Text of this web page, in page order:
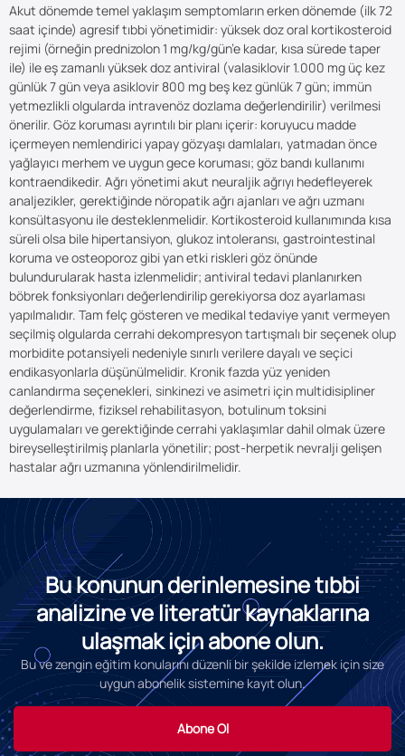
Akut dönemde temel yaklaşım semptomların erken dönemde (ilk 72
saat içinde) agresif tıbbi yönetimidir: yüksek doz oral kortikosteroid
rejimi (örneğin prednizolon 1 mg/kg/gün’e kadar, kısa sürede taper
ile) ile eş zamanlı yüksek doz antiviral (valasiklovir 1.000 mg üç kez
günlük 7 gün veya asiklovir 800 mg beş kez günlük 7 gün; immün
yetmezlikli olgularda intravenöz dozlama değerlendirilir) verilmesi
önerilir. Göz koruması ayrıntılı bir planı içerir: koruyucu madde
içermeyen nemlendirici yapay gözyaşı damlaları, yatmadan önce
yağlayıcı merhem ve uygun gece koruması; göz bandı kullanımı
kontraendikedir. Ağrı yönetimi akut neuraljik ağrıyı hedefleyerek
analjezikler, gerektiğinde nöropatik ağrı ajanları ve ağrı uzmanı
konsültasyonu ile desteklenmelidir. Kortikosteroid kullanımında kısa
süreli olsa bile hipertansiyon, glukoz intoleransı, gastrointestinal
koruma ve osteoporoz gibi yan etki riskleri göz önünde
bulundurularak hasta izlenmelidir; antiviral tedavi planlanırken
böbrek fonksiyonları değerlendirilip gerekiyorsa doz ayarlaması
yapılmalıdır. Tam felç gösteren ve medikal tedaviye yanıt vermeyen
seçilmiş olgularda cerrahi dekompresyon tartışmalı bir seçenek olup
morbidite potansiyeli nedeniyle sınırlı verilere dayalı ve seçici
endikasyonlarla düşünülmelidir. Kronik fazda yüz yeniden
canlandırma seçenekleri, sinkinezi ve asimetri için multidisipliner
değerlendirme, fiziksel rehabilitasyon, botulinum toksini
uygulamaları ve gerektiğinde cerrahi yaklaşımlar dahil olmak üzere
bireyselleştirilmiş planlarla yönetilir; post-herpetik nevralji gelişen
hastalar ağrı uzmanına yönlendirilmelidir.
Bu konunun derinlemesine tıbbi
analizine ve literatür kaynaklarına
ulaşmak için abone olun.
Bu ve zengin eğitim konularını düzenli bir şekilde izlemek için size
uygun abonelik sistemine kayıt olun.
Abone Ol